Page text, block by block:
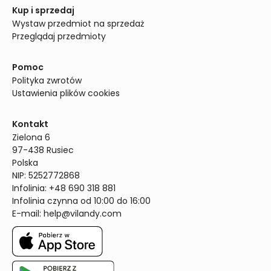
Kup i sprzedaj
Wystaw przedmiot na sprzedaż
Przeglądaj przedmioty
Pomoc
Polityka zwrotów
Ustawienia plików cookies
Kontakt
Zielona 6
97-438 Rusiec
Polska
NIP: 5252772868
Infolinia: +48 690 318 881
Infolinia czynna od 10:00 do 16:00
E-mail: help@vilandy.com